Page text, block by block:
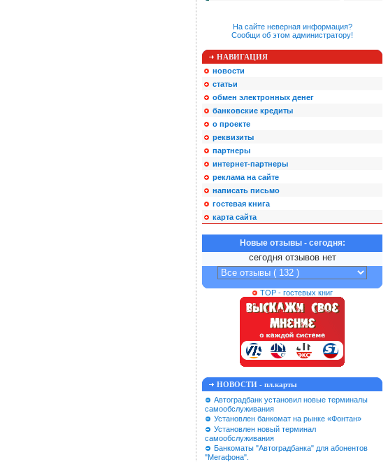
На сайте неверная информация?
Сообщи об этом администратору!
НАВИГАЦИЯ
новости
статьи
обмен электронных денег
банковские кредиты
о проекте
реквизиты
партнеры
интернет-партнеры
реклама на сайте
написать письмо
гостевая книга
карта сайта
Новые отзывы - сегодня:
сегодня отзывов нет
TOP - гостевых книг
НОВОСТИ - пл.карты
Автоградбанк установил новые терминалы
самообслуживания
Установлен банкомат на рынке «Фонтан»
Установлен новый терминал
самообслуживания
Банкоматы "Автоградбанка" для абонентов
"Мегафона".